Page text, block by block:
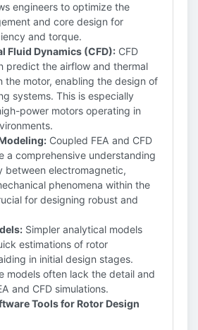
engineers to optimize the
and core design for
and torque.
Fluid Dynamics (CFD): CFD
predict the airflow and thermal
the motor, enabling the design of
systems. This is especially
power motors operating in
Coupled FEA and CFD
a comprehensive understanding
between electromagnetic,
phenomena within the
for designing robust and
Simpler analytical models
estimations of rotor
in initial design stages.
models often lack the detail and
and CFD simulations.
Tools for Rotor Design